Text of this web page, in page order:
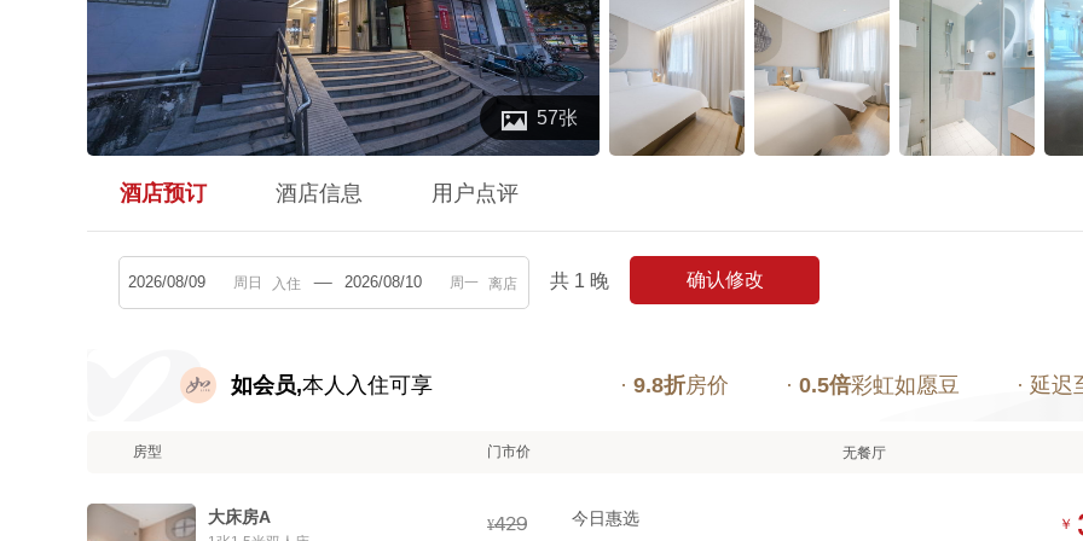
 57张
酒店预订 酒店信息 用户点评
入住 离店 共 1 晚 确认修改
如会员,本人入住可享 · 9.8折房价 · 0.5倍彩虹如愿豆 · 延迟
房型 门市价 无餐厅
大床房A ¥ 今日惠选 ￥